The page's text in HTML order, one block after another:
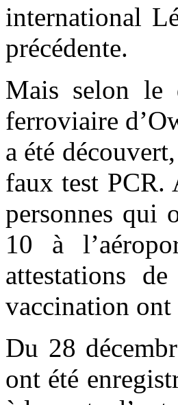
international
précédente.
Mais selon le
ferroviaire
a été
faux test
personnes qui
10 à
attestations
vaccination ont
Du 28
ont été